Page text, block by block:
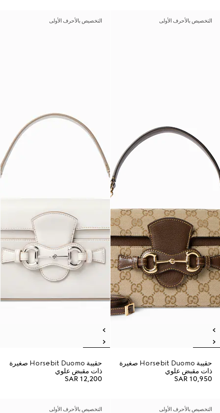
التخصيص بالأحرف الأولى
حقيبة Horsebit Duomo صغيرة
ذات مقبض علوي
SAR 10,950
التخصيص بالأحرف الأولى
حقيبة Horsebit Duomo صغيرة
ذات مقبض علوي
SAR 12,200
التخصيص بالأحرف الأولى التخصيص بالأحرف الأولى